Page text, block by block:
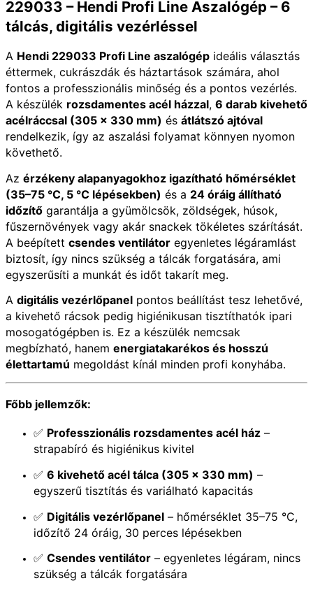
229033 – Hendi Profi Line Aszalógép – 6
tálcás, digitális vezérléssel
A Hendi 229033 Profi Line aszalógép ideális választás
éttermek, cukrászdák és háztartások számára, ahol
fontos a professzionális minőség és a pontos vezérlés.
A készülék rozsdamentes acél házzal, 6 darab kivehető
acélráccsal (305 × 330 mm) és átlátszó ajtóval
rendelkezik, így az aszalási folyamat könnyen nyomon
követhető.
Az érzékeny alapanyagokhoz igazítható hőmérséklet
(35–75 °C, 5 °C lépésekben) és a 24 óráig állítható
időzítő garantálja a gyümölcsök, zöldségek, húsok,
fűszernövények vagy akár snackek tökéletes szárítását.
A beépített csendes ventilátor egyenletes légáramlást
biztosít, így nincs szükség a tálcák forgatására, ami
egyszerűsíti a munkát és időt takarít meg.
A digitális vezérlőpanel pontos beállítást tesz lehetővé,
a kivehető rácsok pedig higiénikusan tisztíthatók ipari
mosogatógépben is. Ez a készülék nemcsak
megbízható, hanem energiatakarékos és hosszú
élettartamú megoldást kínál minden profi konyhába.
Főbb jellemzők:
✅ Professzionális rozsdamentes acél ház –
strapabíró és higiénikus kivitel
✅ 6 kivehető acél tálca (305 × 330 mm) –
egyszerű tisztítás és variálható kapacitás
✅ Digitális vezérlőpanel – hőmérséklet 35–75 °C,
időzítő 24 óráig, 30 perces lépésekben
✅ Csendes ventilátor – egyenletes légáram, nincs
szükség a tálcák forgatására